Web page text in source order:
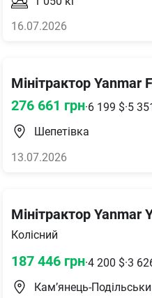
16.07.2026
Мінітрактор Yanmar
276 661 грн·6 199 $·5 351
Шепетівка
13.07.2026
Мінітрактор Yanmar
Колісний
187 446 грн·4 200 $·3
Кам’янець-